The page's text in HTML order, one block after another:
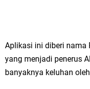
Aplikasi ini diberi nama
yang menjadi penerus
banyaknya keluhan